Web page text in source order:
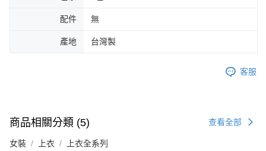
配件 無
產地 台灣製
客服
商品相關分類 (5) 查看全部
女裝 上衣 上衣全系列